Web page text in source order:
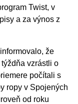
Twist, v
a za výnos z
že
vzrástli o
počítali s
ropy v Spojených
od roku